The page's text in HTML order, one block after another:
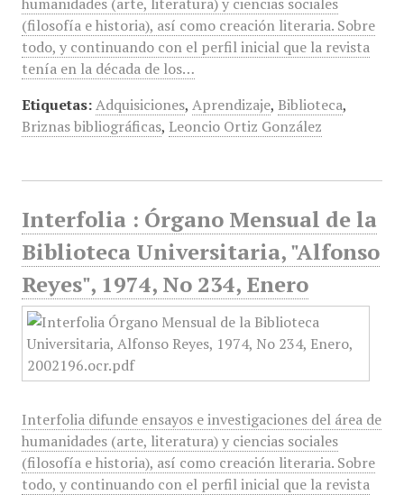
(filosofía e historia), así como creación literaria. Sobre
todo, y continuando con el perfil inicial que la revista
tenía en la década de los…
Etiquetas: Adquisiciones, Aprendizaje, Biblioteca,
Briznas bibliográficas, Leoncio Ortiz González
Interfolia : Órgano Mensual de la
Biblioteca Universitaria, "Alfonso
Reyes", 1974, No 234, Enero
Interfolia difunde ensayos e investigaciones del área de
humanidades (arte, literatura) y ciencias sociales
(filosofía e historia), así como creación literaria. Sobre
todo, y continuando con el perfil inicial que la revista